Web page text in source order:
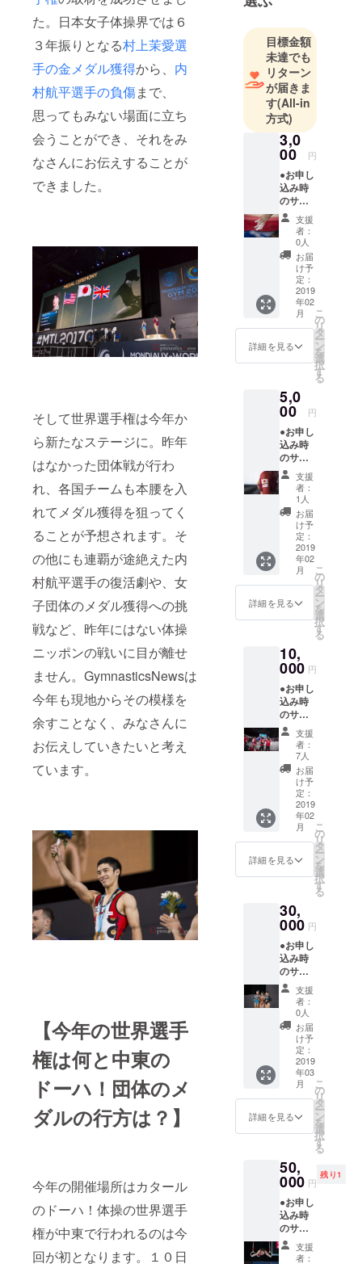
た。日本女子体操界では６
３年振りとなる村上茉愛選
手の金メダル獲得から、 内
村航平選手の負傷まで、
思ってもみない場面に立ち
会うことができ、それをみ
なさんにお伝えすることが
できました。
そして世界選手権は今年か
ら新たなステージに。昨年
はなかった団体戦が行わ
れ、各国チームも本腰を入
れてメダル獲得を狙ってく
ることが予想されます。そ
の他にも連覇が途絶えた内
村航平選手の復活劇や、女
子団体のメダル獲得への挑
戦など、昨年にはない体操
ニッポンの戦いに目が離せ
ません。GymnasticsNewsは
今年も現地からその模様を
余すことなく、みなさんに
お伝えしていきたいと考え
ています。
【今年の世界選手
権は何と中東の
ドーハ！団体のメ
ダルの行方は？】
今年の開催場所はカタール
のドーハ！体操の世界選手
権が中東で行われるのは今
回が初となります。１０日
ら派生した
株式会社
ロックオン
が主催す
る”体操競
技”に関する
ニュースサ
イトです。
できるだけ
体操競技の
魅力を初心
者にも解り
やすく伝え
る事を目標
にしていま
迫力を伝え
る写真、選
手達の様々
なドラマ、
持つ怖さと
美しさ、負
けたことか
ら始まる新
たな物語…..
素人目線か
ら専門的な
目線まで、
さまざまな
角度から体
ポーツとし
できるだけ
解りやす
く、できる
だけドラマ
チックに沢
山の方々と
共有できれ
ばと考えて
まだまだ未
熟なスタッ
フ陣です
が、それぞ
愛”、”スポー
ツ愛”に満ち
あふれ、少
しでも沢山
の方々に”体
操競技”を理
解していた
だければと
の一念で活
動していま
皆、それぞ
フェッショ
ナルです
が、対価を
求めるので
はなく、”体
操”というス
目標金額
未達でも
リターン
が届きま
す(All-in
方式)
3,0
00 円
●お申し
込み時
のサン
クス
メール
●取材終
了後の
サンク
スメー
支援
者：
0人
お届
け予
定：
2019
年02
月
詳細を見る
こ
の
リ
タ
ー
ン
を
選
択
す
る
5,0
00 円
●お申し
込み時
のサン
クス
メール
●取材終
了後の
サンク
スメー
ル ●ク
ローズ
ドな
facebo
okグ
ループ
限定の
投稿を
閲覧可
能
※faceb
ookアカ
ウント
が必要
です ・
取材出
発から
取材
中、帰
国まで
の模様
をタロ
ケンと
行程か
ら現地
状況
を、写
真、動
画など
も交え
ながら
リアル
タイム
で発信
支援
者：
1人
お届
け予
定：
2019
年02
月
詳細を見る
こ
の
リ
タ
ー
ン
を
選
択
す
る
10,
000 円
●お申し
込み時
のサン
クス
メール
●取材終
了後の
サンク
スメー
ル ●ク
ローズ
ドな
facebo
okグ
ループ
限定の
投稿を
閲覧可
能
※faceb
ookアカ
ウント
が必要
です ・
取材出
発から
取材
中、帰
国まで
の模様
をタロ
ケンと
行程か
ら現地
状況
を、写
真、動
画など
も交え
支援
者：
7人
お届
け予
定：
2019
年02
月
詳細を見る
こ
の
リ
タ
ー
ン
を
選
択
す
る
30,
000 円
●お申し
込み時
のサン
クス
メール
●取材終
了後の
サンク
スメー
ル ●ク
ローズ
ドな
facebo
okグ
ループ
限定の
投稿を
閲覧可
能
※faceb
ookアカ
ウント
が必要
支援
者：
0人
お届
け予
定：
2019
年03
月
詳細を見る
こ
の
リ
タ
ー
ン
を
選
択
す
る
50,
000 円
残り1
●お申し
込み時
のサン
クス
メール
支援
者：